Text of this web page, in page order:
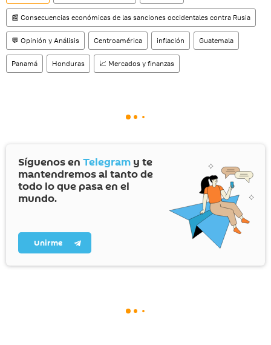
📰 Consecuencias económicas de las sanciones occidentales contra Rusia
💬 Opinión y Análisis Centroamérica inflación Guatemala
Panamá Honduras 📈 Mercados y finanzas
Síguenos en Telegram y te
mantendremos al tanto de
todo lo que pasa en el
mundo.
Unirme